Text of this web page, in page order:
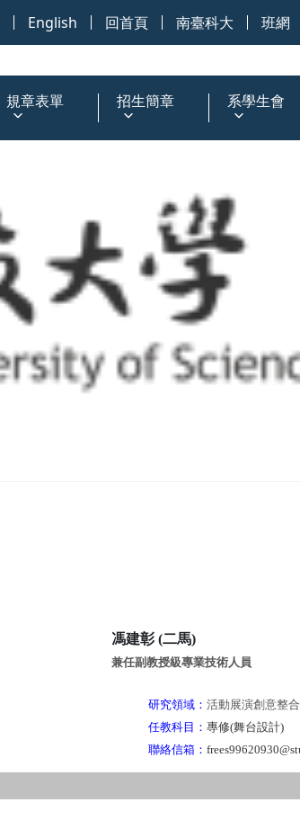
English 回首頁 南臺科大 班網
規章表單 招生簡章 系學生會
馮建彰 (二馬)
兼任副教授級專業技術人員
研究領域： 活動展演創意整
任教科目： 專修(舞台設計)
聯絡信箱： frees